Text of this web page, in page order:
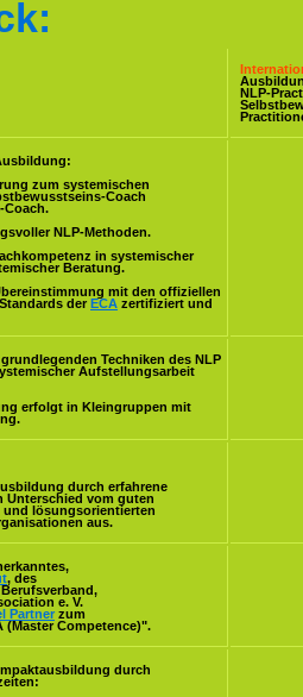
NLP-
zum systemischen
Coach
Coach.
NLP-Methoden.
in systemischer
Beratung.
mit den offiziellen
der ECA zertifiziert und
Techniken des NLP
Aufstellungsarbeit
erfolgt in Kleingruppen mit
durch erfahrene
Unterschied vom guten
lösungsorientierten
aus.
, des
e. V.
Partner zum
(Master Competence)".
durch